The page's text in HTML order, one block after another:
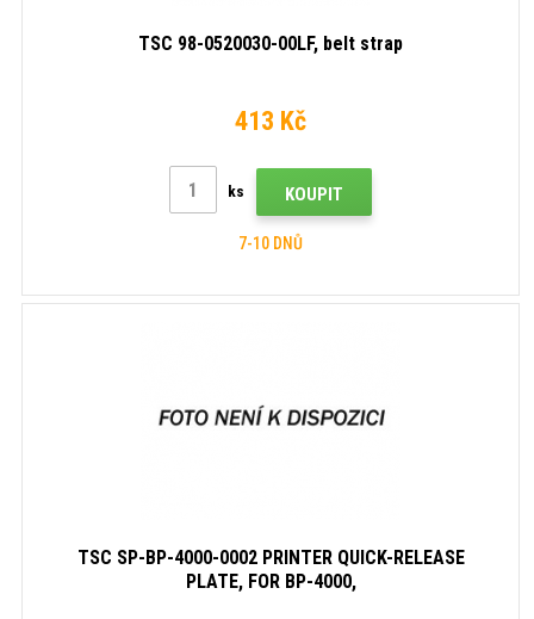
TSC 98-0520030-00LF, belt strap
413 Kč
ks KOUPIT
7-10 DNŮ
TSC SP-BP-4000-0002 PRINTER QUICK-RELEASE
PLATE, FOR BP-4000,